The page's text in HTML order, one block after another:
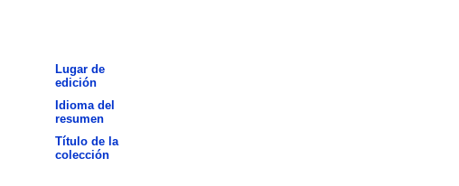
Lugar de
edición
Idioma del
resumen
Título de la
colección